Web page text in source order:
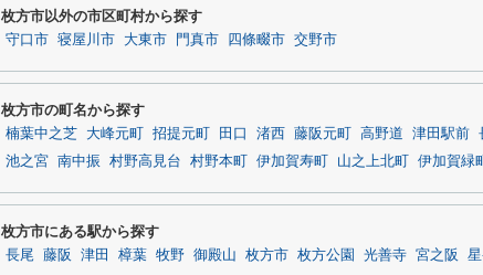
枚方市以外の市区町村から探す
守口市 寝屋川市 大東市 門真市 四條畷市 交野市
枚方市の町名から探す
楠葉中之芝 大峰元町 招提元町 田口 渚西 藤阪元町 高野道 津田駅前
池之宮 南中振 村野高見台 村野本町 伊加賀寿町 山之上北町 伊加賀緑町
枚方市にある駅から探す
長尾 藤阪 津田 樟葉 牧野 御殿山 枚方市 枚方公園 光善寺 宮之阪